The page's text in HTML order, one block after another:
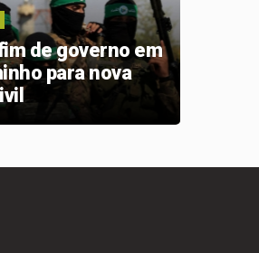
de governo em
para nova